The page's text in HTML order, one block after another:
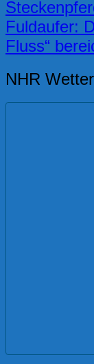
Fuldaufer:
Fluss“
NHR Wetter